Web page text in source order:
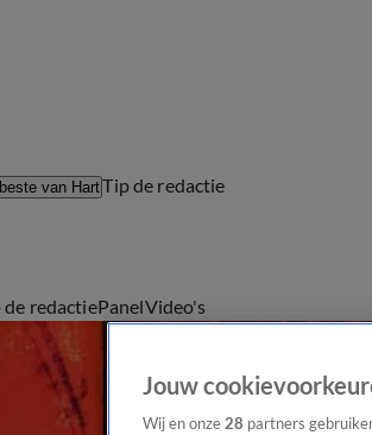
van HartTip de redactie
de redactiePanelVideo's
Jouw
Wij en onze 28 partners